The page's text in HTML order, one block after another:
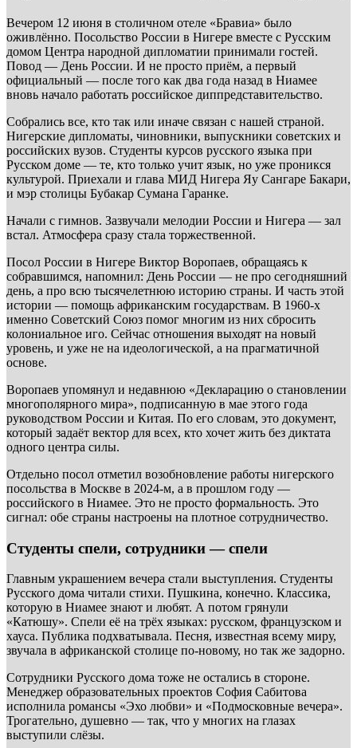
Вечером 12 июня в столичном отеле «Бравиа» было
оживлённо. Посольство России в Нигере вместе с Русским
домом Центра народной дипломатии принимали гостей.
Повод — День России. И не просто приём, а первый
официальный — после того как два года назад в Ниамее
вновь начало работать российское диппредставительство.
Собрались все, кто так или иначе связан с нашей страной.
Нигерские дипломаты, чиновники, выпускники советских и
российских вузов. Студенты курсов русского языка при
Русском доме — те, кто только учит язык, но уже проникся
культурой. Приехали и глава МИД Нигера Яу Сангаре Бакари,
и мэр столицы Бубакар Сумана Гаранке.
Начали с гимнов. Зазвучали мелодии России и Нигера — зал
встал. Атмосфера сразу стала торжественной.
Посол России в Нигере Виктор Воропаев, обращаясь к
собравшимся, напомнил: День России — не про сегодняшний
день, а про всю тысячелетнюю историю страны. И часть этой
истории — помощь африканским государствам. В 1960-х
именно Советский Союз помог многим из них сбросить
колониальное иго. Сейчас отношения выходят на новый
уровень, и уже не на идеологической, а на прагматичной
основе.
Воропаев упомянул и недавнюю «Декларацию о становлении
многополярного мира», подписанную в мае этого года
руководством России и Китая. По его словам, это документ,
который задаёт вектор для всех, кто хочет жить без диктата
одного центра силы.
Отдельно посол отметил возобновление работы нигерского
посольства в Москве в 2024-м, а в прошлом году —
российского в Ниамее. Это не просто формальность. Это
сигнал: обе страны настроены на плотное сотрудничество.
Студенты спели, сотрудники — спели
Главным украшением вечера стали выступления. Студенты
Русского дома читали стихи. Пушкина, конечно. Классика,
которую в Ниамее знают и любят. А потом грянули
«Катюшу». Спели её на трёх языках: русском, французском и
хауса. Публика подхватывала. Песня, известная всему миру,
звучала в африканской столице по-новому, но так же задорно.
Сотрудники Русского дома тоже не остались в стороне.
Менеджер образовательных проектов София Сабитова
исполнила романсы «Эхо любви» и «Подмосковные вечера».
Трогательно, душевно — так, что у многих на глазах
выступили слёзы.